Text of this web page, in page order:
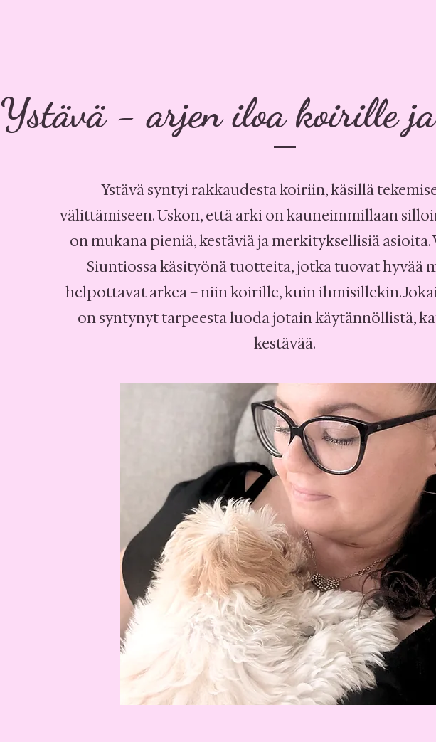
Ystävä - arjen iloa koirille
Ystävä syntyi rakkaudesta koiriin, käsillä
välittämiseen. Uskon, että arki on kauneimmillaan
on mukana pieniä, kestäviä ja merkityksellisiä asioita.
Siuntiossa käsityönä tuotteita, jotka tuovat hyvää
helpottavat arkea – niin koirille, kuin ihmisillekin.
on syntynyt tarpeesta luoda jotain käytännöllistä,
kestävää.